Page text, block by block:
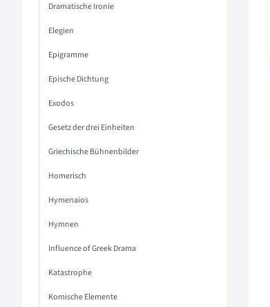
Dramatische Ironie
Elegien
Epigramme
Epische Dichtung
Exodos
Gesetz der drei Einheiten
Griechische Bühnenbilder
Homerisch
Hymenaios
Hymnen
Influence of Greek Drama
Katastrophe
Komische Elemente